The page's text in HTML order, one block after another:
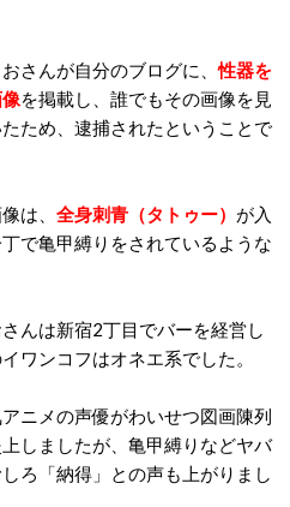
さんが自分のブログに、性器を
を掲載し、誰でもその画像を見
ため、逮捕されたということで
は、 全身刺青（タトゥー） が入
で亀甲縛りをされているような
んは新宿2丁目でバーを経営し
ワンコフはオネエ系でした。
ニメの声優がわいせつ図画陳列
しましたが、亀甲縛りなどヤバ
ろ「納得」との声も上がりまし